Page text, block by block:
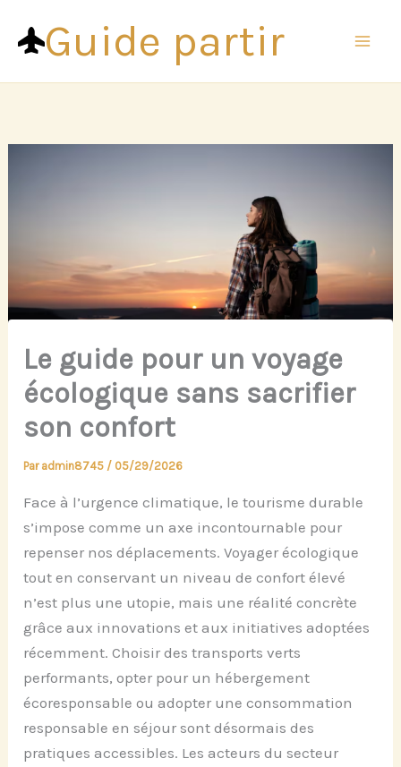
contenuGuide partir
Le guide pour un voyage
écologique sans sacrifier
son confort
Par admin8745 / 05/29/2026
Face à l’urgence climatique, le tourisme durable
s’impose comme un axe incontournable pour
repenser nos déplacements. Voyager écologique
tout en conservant un niveau de confort élevé
n’est plus une utopie, mais une réalité concrète
grâce aux innovations et aux initiatives adoptées
récemment. Choisir des transports verts
performants, opter pour un hébergement
écoresponsable ou adopter une consommation
responsable en séjour sont désormais des
pratiques accessibles. Les acteurs du secteur